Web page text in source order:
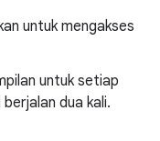
untuk mengakses
untuk setiap
dua kali.